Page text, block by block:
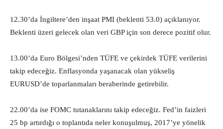
12.30’da İngiltere’den inşaat PMI (beklenti 53.0) açıklanıyor.
Beklenti üzeri gelecek olan veri GBP için son derece pozitif olur.
13.00’da Euro Bölgesi’nden TÜFE ve çekirdek TÜFE verilerini
takip edeceğiz. Enflasyonda yaşanacak olan yükseliş
EURUSD’de toparlanmaları beraberinde getirebilir.
22.00’da ise FOMC tutanaklarını takip edeceğiz. Fed’in faizleri
25 bp artırdığı o toplantıda neler konuşulmuş, 2017’ye yönelik